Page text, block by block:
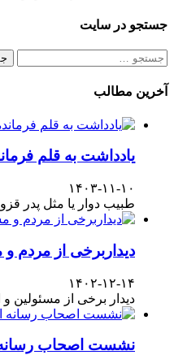
جستجو در سایت
جستجو
آخرین مطالب
یادداشت به قلم
۱۴۰۳-۱۱-۱۰
طبیب دوار یا مثل پدر
دیداربرخی از مردم و
۱۴۰۲-۱۲-۱۴
دیدار برخی از
نشست اصحاب رسانه